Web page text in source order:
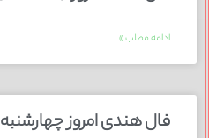
ادامه مطلب »
فال هندی امروز چهارشنبه 3 دی 1404